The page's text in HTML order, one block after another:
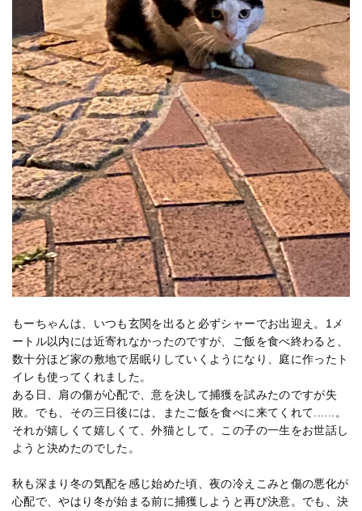
もーちゃんは、いつも玄関を出ると必ずシャーでお出迎え。1メ
ートル以内には近寄れなかったのですが、ご飯を食べ終わると、
数十分ほど家の敷地で居眠りしていくようになり、庭に作ったト
イレも使ってくれました。
ある日、肩の傷が心配で、意を決して捕獲を試みたのですが失
敗。でも、その三日後には、またご飯を食べに来てくれて......。
それが嬉しくて嬉しくて、外猫として、この子の一生をお世話し
ようと決めたのでした。
秋も深まり冬の気配を感じ始めた頃、夜の冷えこみと傷の悪化が
心配で、やはり冬が始まる前に捕獲しようと再び決意。でも、決